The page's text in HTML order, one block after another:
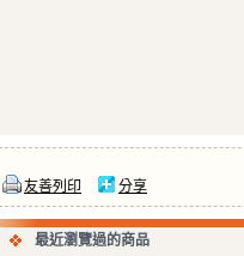
友善列印 分享
最近瀏覽過的商品